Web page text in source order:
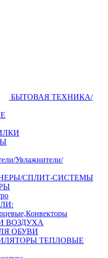
БЫТОВАЯ ТЕХНИКА/
Увлажнители/
СПЛИТ-СИСТЕМЫ
ВОЗДУХА
ОБУВИ
ТЕПЛОВЫЕ